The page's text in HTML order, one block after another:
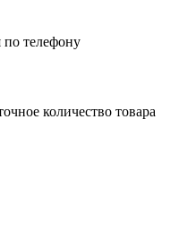
по телефону
количество товара